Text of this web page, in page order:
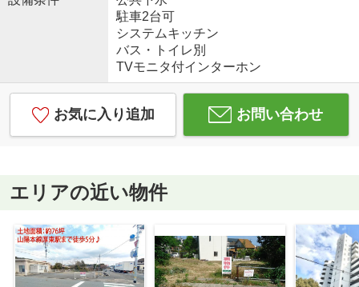
駐車2台可
システムキッチン
バス・トイレ別
TVモニタ付インターホン
お気に入り追加 お問い合わせ
エリアの近い物件